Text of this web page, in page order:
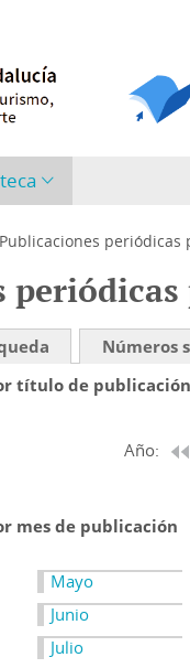
Publicaciones periódicas
periódicas
Números
título de publicación
Año:
mes de publicación
Mayo
Junio
Julio